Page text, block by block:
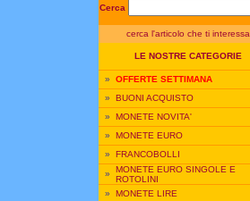
Cerca
cerca l'articolo che ti interessa
LE NOSTRE CATEGORIE
» OFFERTE SETTIMANA
» BUONI ACQUISTO
» MONETE NOVITA'
» MONETE EURO
» FRANCOBOLLI
» MONETE EURO SINGOLE E
ROTOLINI
» MONETE LIRE